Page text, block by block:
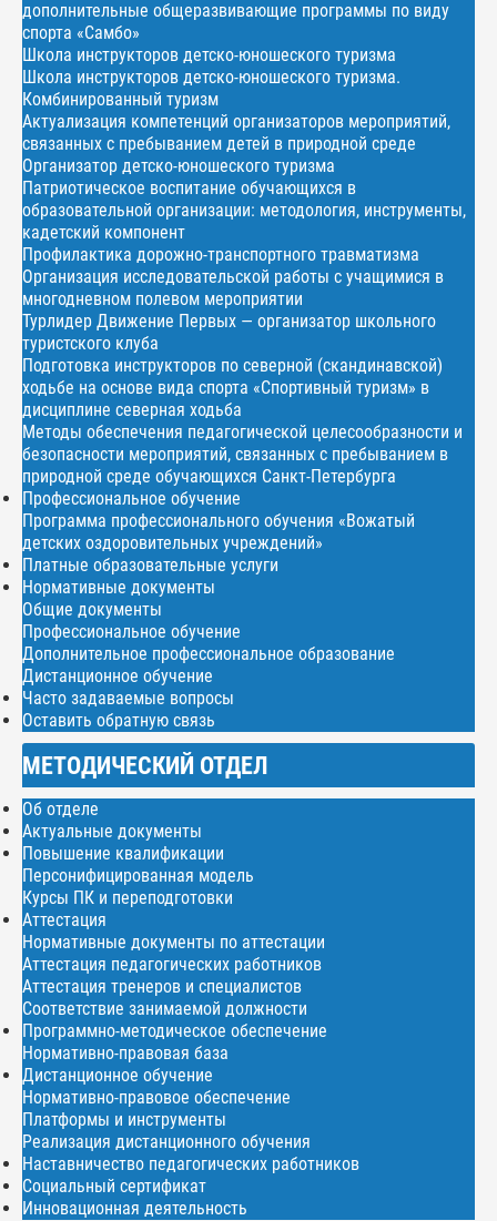
дополнительные общеразвивающие программы по виду
спорта «Самбо»
Школа инструкторов детско-юношеского туризма
Школа инструкторов детско-юношеского туризма.
Комбинированный туризм
Актуализация компетенций организаторов мероприятий,
связанных с пребыванием детей в природной среде
Организатор детско-юношеского туризма
Патриотическое воспитание обучающихся в
образовательной организации: методология, инструменты,
кадетский компонент
Профилактика дорожно-транспортного травматизма
Организация исследовательской работы с учащимися в
многодневном полевом мероприятии
Турлидер Движение Первых — организатор школьного
туристского клуба
Подготовка инструкторов по северной (скандинавской)
ходьбе на основе вида спорта «Спортивный туризм» в
дисциплине северная ходьба
Методы обеспечения педагогической целесообразности и
безопасности мероприятий, связанных с пребыванием в
природной среде обучающихся Санкт-Петербурга
Профессиональное обучение
Программа профессионального обучения «Вожатый
детских оздоровительных учреждений»
Платные образовательные услуги
Нормативные документы
Общие документы
Профессиональное обучение
Дополнительное профессиональное образование
Дистанционное обучение
Часто задаваемые вопросы
Оставить обратную связь
МЕТОДИЧЕСКИЙ ОТДЕЛ
Об отделе
Актуальные документы
Повышение квалификации
Персонифицированная модель
Курсы ПК и переподготовки
Аттестация
Нормативные документы по аттестации
Аттестация педагогических работников
Аттестация тренеров и специалистов
Соответствие занимаемой должности
Программно-методическое обеспечение
Нормативно-правовая база
Дистанционное обучение
Нормативно-правовое обеспечение
Платформы и инструменты
Реализация дистанционного обучения
Наставничество педагогических работников
Социальный сертификат
Инновационная деятельность